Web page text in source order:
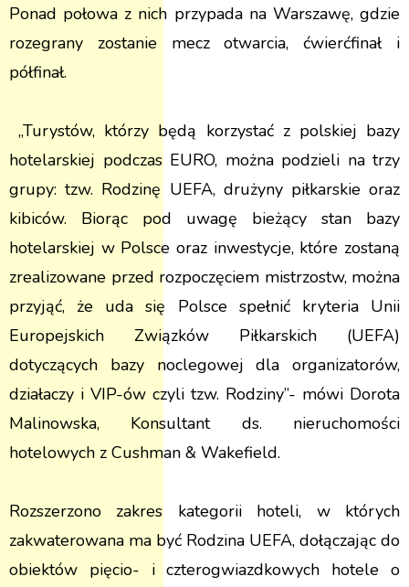
Ponad połowa z nich przypada na Warszawę, gdzie
rozegrany zostanie mecz otwarcia, ćwierć­finał i
półfinał.
„Turystów, którzy będą korzystać z polskiej bazy
hotelarskiej podczas EURO, można podzieli na trzy
grupy: tzw. Rodzinę UEFA, drużyny piłkarskie oraz
kibiców. Biorąc pod uwagę bieżący stan bazy
hotelarskiej w Polsce oraz inwestycje, które zostaną
zrealizowane przed rozpoczęciem mistrzostw, można
przyjąć, że uda się Polsce spełnić kryteria Unii
Europejskich Związków Piłkarskich (UEFA)
dotyczących bazy noclegowej dla organizatorów,
działaczy i VIP-ów czyli tzw. Rodziny”- mówi Dorota
Malinowska, Konsultant ds. nieruchomości
hotelowych z Cushman & Wakefield.
Rozszerzono zakres kategorii hoteli, w których
zakwaterowana ma być Rodzina UEFA, dołączając do
obiektów pięcio- i czterogwiazdkowych hotele o